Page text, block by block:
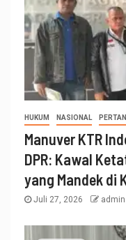
HUKUM NASIONAL
Manuver KTR
DPR: Kawal
yang Mandek di
Juli 27, 2026 admin